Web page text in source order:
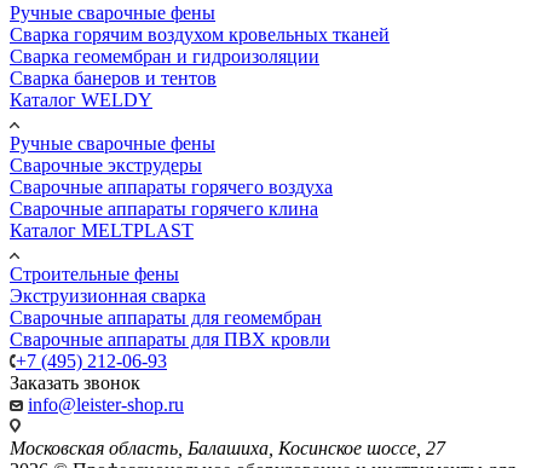
Ручные сварочные фены
Сварка горячим воздухом кровельных тканей
Сварка геомембран и гидроизоляции
Сварка банеров и тентов
Каталог WELDY
Ручные сварочные фены
Сварочные экструдеры
Сварочные аппараты горячего воздуха
Сварочные аппараты горячего клина
Каталог MELTPLAST
Строительные фены
Экструизионная сварка
Сварочные аппараты для геомембран
Сварочные аппараты для ПВХ кровли
+7 (495) 212-06-93
Заказать звонок
info@leister-shop.ru
Московская область, Балашиха, Косинское шоссе, 27